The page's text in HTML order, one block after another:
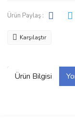
Ürün Paylaş :
Karşılaştır
Ürün Bilgisi